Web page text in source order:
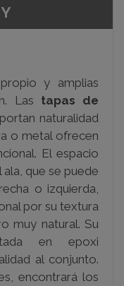
y amplias
Las tapas de
naturalidad
o metal ofrecen
El espacio
que se puede
o izquierda,
por su textura
muy natural. Su
en epoxi
al conjunto.
encontrará los